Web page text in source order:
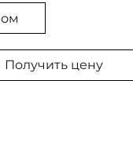
Получить цену